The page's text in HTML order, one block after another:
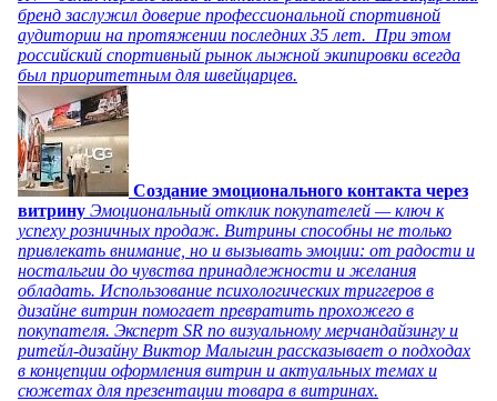
бренд заслужил доверие профессиональной спортивной
аудитории на протяжении последних 35 лет. При этом
российский спортивный рынок лыжной экипировки всегда
был приоритетным для швейцарцев.
Создание эмоционального контакта через
витрину Эмоциональный отклик покупателей — ключ к
успеху розничных продаж. Витрины способны не только
привлекать внимание, но и вызывать эмоции: от радости и
ностальгии до чувства принадлежности и желания
обладать. Использование психологических триггеров в
дизайне витрин помогает превратить прохожего в
покупателя. Эксперт SR по визуальному мерчандайзингу и
ритейл-дизайну Виктор Малыгин рассказывает о подходах
в концепции оформления витрин и актуальных темах и
сюжетах для презентации товара в витринах.